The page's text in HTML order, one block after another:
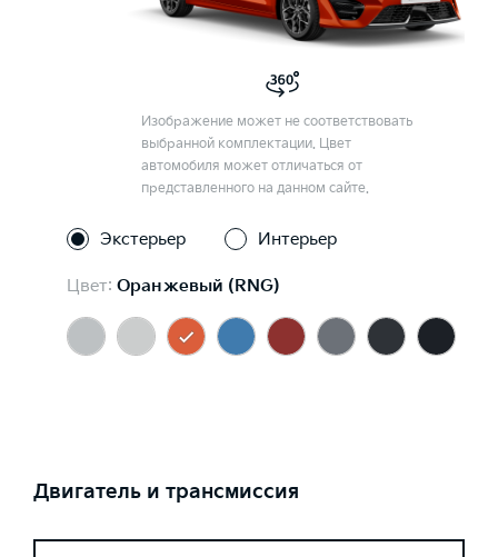
Изображение может не соответствовать
выбранной комплектации. Цвет
автомобиля может отличаться от
представленного на данном сайте.
Экстерьер Интерьер
Цвет: Оранжевый (RNG)
Двигатель и трансмиссия